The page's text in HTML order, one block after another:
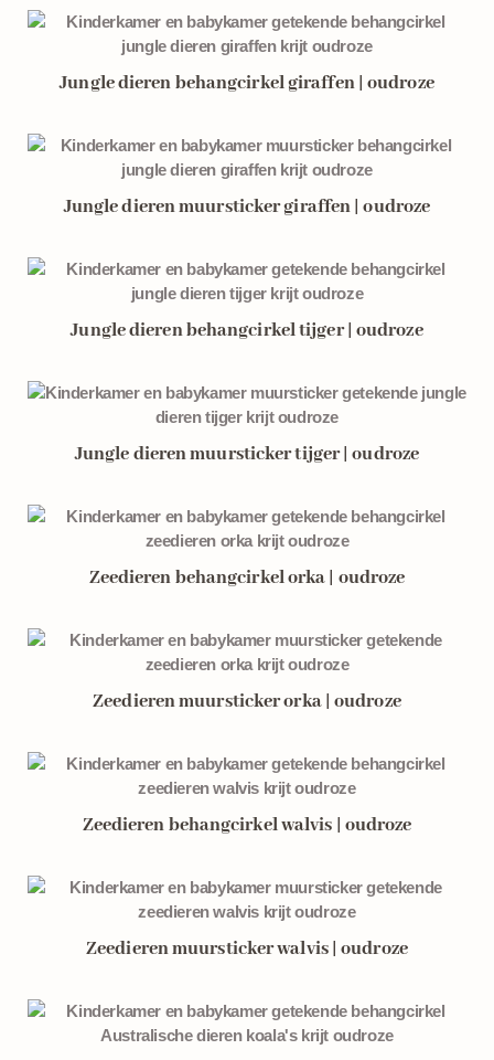
Jungle dieren behangcirkel giraffen | oudroze
Jungle dieren muursticker giraffen | oudroze
Jungle dieren behangcirkel tijger | oudroze
Jungle dieren muursticker tijger | oudroze
Zeedieren behangcirkel orka | oudroze
Zeedieren muursticker orka | oudroze
Zeedieren behangcirkel walvis | oudroze
Zeedieren muursticker walvis | oudroze